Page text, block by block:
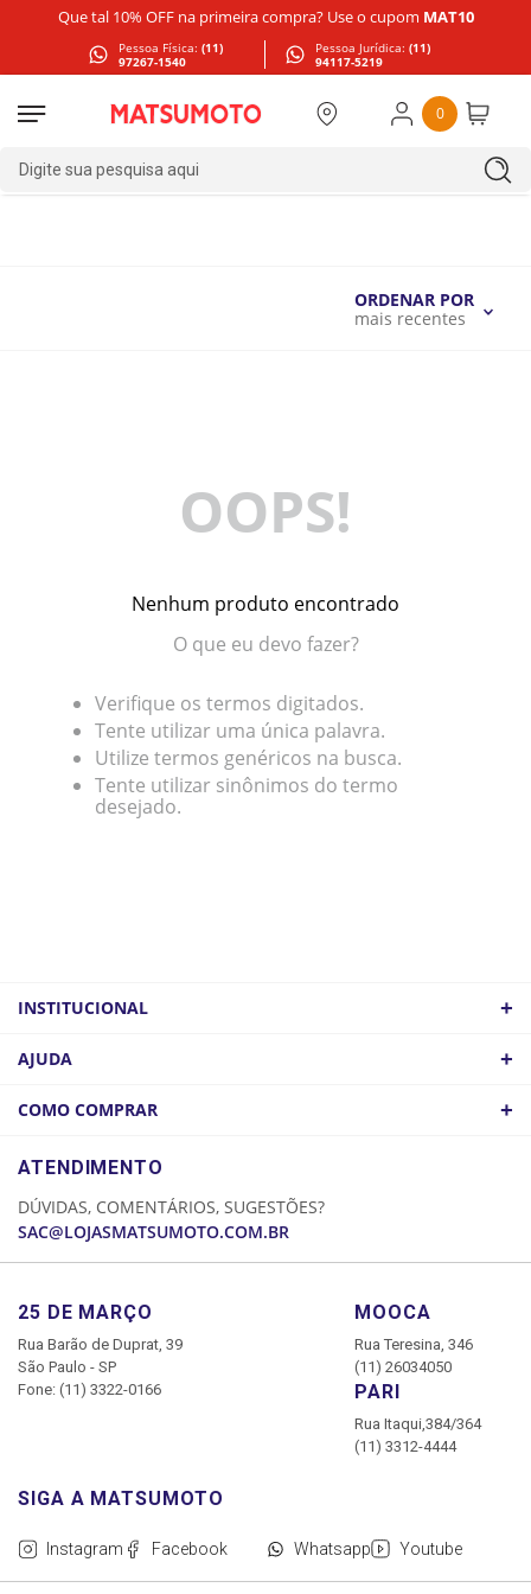
Que tal 10% OFF na primeira compra? Use o cupom MAT10
Pessoa Física: (11)
97267-1540
Pessoa Jurídica: (11)
94117-5219
0
Digite sua pesquisa aqui
ORDENAR POR
mais recentes
OOPS!
Nenhum produto encontrado
O que eu devo fazer?
Verifique os termos digitados.
Tente utilizar uma única palavra.
Utilize termos genéricos na busca.
Tente utilizar sinônimos do termo
desejado.
INSTITUCIONAL +
COMO CHEGAR
AJUDA +
COMO COMPRAR +
CADASTRE-SE
MINHA CONTA
MEUS PEDIDOS
ATENDIMENTO
DÚVIDAS, COMENTÁRIOS, SUGESTÕES?
SAC@LOJASMATSUMOTO.COM.BR
Instagram Facebook Whatsapp Youtube
25 DE MARÇO
Rua Barão de Duprat, 39
São Paulo - SP
Fone: (11) 3322-0166
MOOCA
Rua Teresina, 346
(11) 26034050
PARI
Rua Itaqui,384/364
(11) 3312-4444